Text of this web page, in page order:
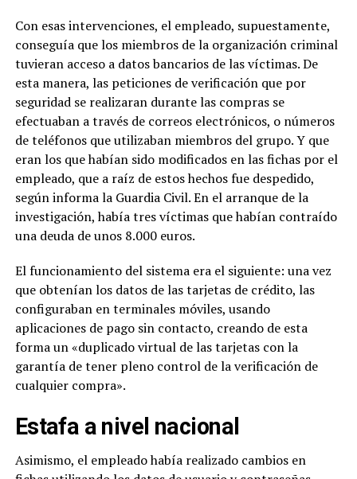
Con esas intervenciones, el empleado, supuestamente,
conseguía que los miembros de la organización criminal
tuvieran acceso a datos bancarios de las víctimas. De
esta manera, las peticiones de verificación que por
seguridad se realizaran durante las compras se
efectuaban a través de correos electrónicos, o números
de teléfonos que utilizaban miembros del grupo. Y que
eran los que habían sido modificados en las fichas por el
empleado, que a raíz de estos hechos fue despedido,
según informa la Guardia Civil. En el arranque de la
investigación, había tres víctimas que habían contraído
una deuda de unos 8.000 euros.
El funcionamiento del sistema era el siguiente: una vez
que obtenían los datos de las tarjetas de crédito, las
configuraban en terminales móviles, usando
aplicaciones de pago sin contacto, creando de esta
forma un «duplicado virtual de las tarjetas con la
garantía de tener pleno control de la verificación de
cualquier compra».
Estafa a nivel nacional
Asimismo, el empleado había realizado cambios en